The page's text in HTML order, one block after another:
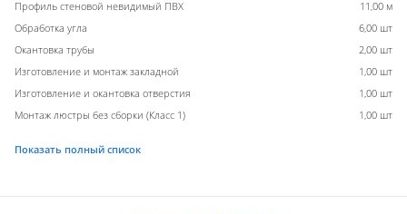
Профиль стеновой невидимый ПВХ
11,00 м
Обработка угла
6,00 шт
Окантовка трубы
2,00 шт
Изготовление и монтаж закладной
1,00 шт
Изготовление и окантовка отверстия
1,00 шт
Монтаж люстры без сборки (Класс 1)
1,00 шт
Показать полный список